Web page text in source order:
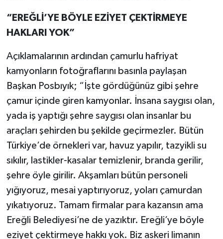
“EREĞLİ’YE BÖYLE EZİYET ÇEKTİRMEYE
HAKLARI YOK”
Açıklamalarının ardından çamurlu hafriyat
kamyonların fotoğraflarını basınla paylaşan
Başkan Posbıyık; “İşte gördüğünüz gibi şehre
çamur içinde giren kamyonlar. İnsana saygısı olan,
yada iş yaptığı şehre saygısı olan insanlar bu
araçları şehirden bu şekilde geçirmezler. Bütün
Türkiye’de örnekleri var, havuz yapılır, tazyikli su
sıkılır, lastikler-kasalar temizlenir, branda gerilir,
şehre öyle girilir. Akşamları bütün personeli
yığıyoruz, mesai yaptırıyoruz, yoları çamurdan
yıkatıyoruz. Tamam firmalar para kazansın ama
Ereğli Belediyesi’ne de yazıktır. Ereğli’ye böyle
eziyet çektirmeye hakkı yok. Biz askeri limanın